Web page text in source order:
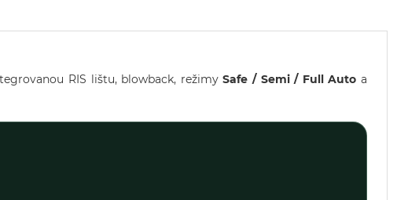
RIS lištu, blowback, režimySafe / Semi / Full Auto a